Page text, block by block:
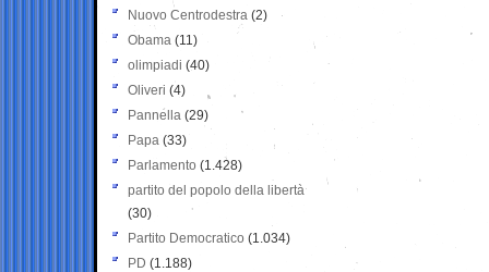
Nuovo Centrodestra (2)
Obama (11)
olimpiadi (40)
Oliveri (4)
Pannella (29)
Papa (33)
Parlamento (1.428)
partito del popolo della libertà
(30)
Partito Democratico (1.034)
PD (1.188)